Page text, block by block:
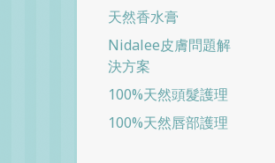
天然香水膏
Nidalee皮膚問題解
決方案
100%天然頭髮護理
100%天然唇部護理